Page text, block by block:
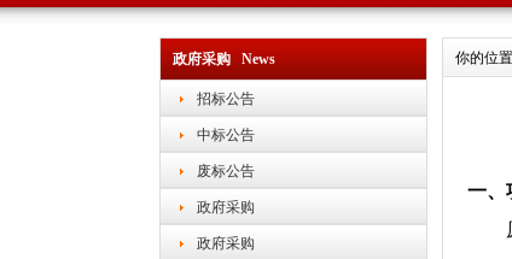
政府采购 News
招标公告
中标公告
废标公告
政府采购
政府采购
你的位置
一、